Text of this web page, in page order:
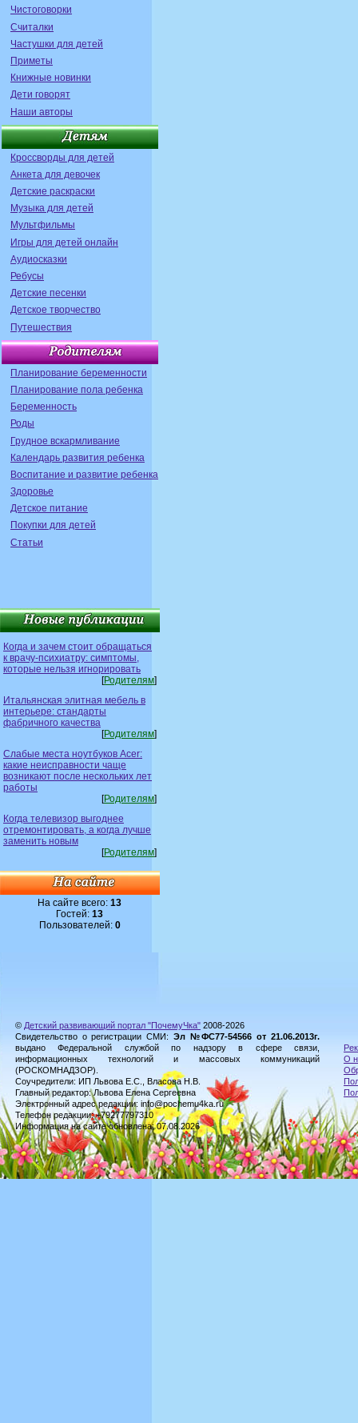
Чистоговорки
Считалки
Частушки для детей
Приметы
Книжные новинки
Дети говорят
Наши авторы
Кроссворды для детей
Анкета для девочек
Детские раскраски
Музыка для детей
Мультфильмы
Игры для детей онлайн
Аудиосказки
Ребусы
Детские песенки
Детское творчество
Путешествия
Планирование беременности
Планирование пола ребенка
Беременность
Роды
Грудное вскармливание
Календарь развития ребенка
Воспитание и развитие ребенка
Здоровье
Детское питание
Покупки для детей
Статьи
Когда и зачем стоит обращаться
к врачу-психиатру: симптомы,
которые нельзя игнорировать
[Родителям]
Итальянская элитная мебель в
интерьере: стандарты
фабричного качества
[Родителям]
Слабые места ноутбуков Acer:
какие неисправности чаще
возникают после нескольких лет
работы
[Родителям]
Когда телевизор выгоднее
отремонтировать, а когда лучше
заменить новым
[Родителям]
На сайте всего:13
Гостей:13
Пользователей: 0
© Детский развивающий портал "ПочемуЧка" 2008-2026
Свидетельство о регистрации СМИ: Эл №ФС77-54566 от 21.06.2013г.
выдано Федеральной службой по надзору в сфере связи,
информационных технологий и массовых коммуникаций
(РОСКОМНАДЗОР).
Соучредители: ИП Львова Е.С., Власова Н.В.
Главный редактор: Львова Елена Сергеевна
Электронный адрес редакции: info@pochemu4ka.ru
Телефон редакции: +79277797310
Информация на сайте обновлена: 07.08.2026
О